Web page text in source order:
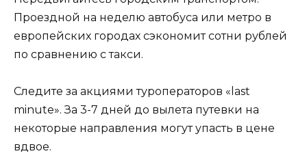
Проездной на неделю автобуса или метро в
европейских городах сэкономит сотни рублей
по сравнению с такси.
Следите за акциями туроператоров «last
minute». За 3-7 дней до вылета путевки на
некоторые направления могут упасть в цене
вдвое.